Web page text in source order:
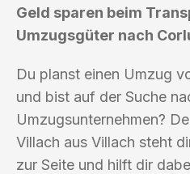
Geld sparen beim
Umzugsgüter nach
Du planst einen Umzug
und bist auf der Suche
Umzugsunternehmen?
Villach aus Villach steht
zur Seite und hilft dir